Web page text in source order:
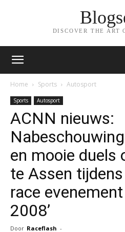
DISCOVER THE ART
Home Sports Autosport
Sports Autosport
ACNN nieuws:
en mooie duels
te Assen
race
2008’
Door Raceflash -